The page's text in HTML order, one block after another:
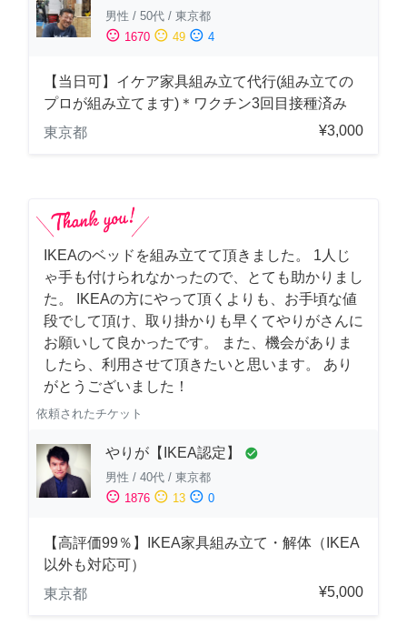
男性 / 50代 / 東京都
sentiment_satisfied 1670 sentiment_neutral 49 sentiment_dissatisfied 4
【当日可】イケア家具組み立て代行(組み立ての
プロが組み立てます)＊ワクチン3回目接種済み
東京都
¥3,000
IKEAのベッドを組み立てて頂きました。 1人じ
ゃ手も付けられなかったので、とても助かりまし
た。 IKEAの方にやって頂くよりも、お手頃な値
段でして頂け、取り掛かりも早くてやりがさんに
お願いして良かったです。 また、機会がありま
したら、利用させて頂きたいと思います。 あり
がとうございました！
依頼されたチケット
やりが【IKEA認定】 check_circle
男性 / 40代 / 東京都
sentiment_satisfied 1876 sentiment_neutral 13 sentiment_dissatisfied 0
【高評価99％】IKEA家具組み立て・解体（IKEA
以外も対応可）
東京都
¥5,000